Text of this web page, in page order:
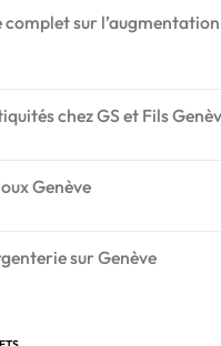
complet sur
chez GS et Fils
Genève
sur Genève